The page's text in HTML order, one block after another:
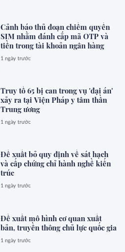
Cảnh báo thủ đoạn chiếm quyền
SIM nhằm đánh cắp mã OTP và
tiền trong tài khoản ngân hàng
1 ngày trước
Truy tố 65 bị can trong vụ 'đại án'
xảy ra tại Viện Pháp y tâm thần
Trung ương
1 ngày trước
Đề xuất bỏ quy định về sát hạch
và cấp chứng chỉ hành nghề kiến
trúc
1 ngày trước
Đề xuất mô hình cơ quan xuất
bản, truyền thông chủ lực quốc gia
1 ngày trước